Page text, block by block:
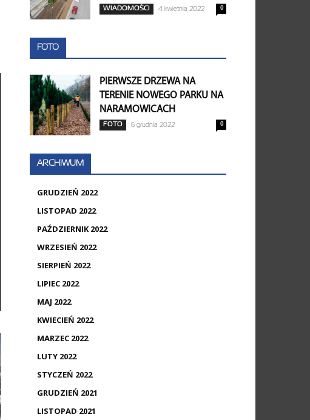
WIADOMOŚCI 4 kwietnia 2022 0
FOTO
PIERWSZE DRZEWA NA
TERENIE NOWEGO PARKU NA
NARAMOWICACH
FOTO 6 grudnia 2022 0
ARCHIWUM
GRUDZIEŃ 2022
LISTOPAD 2022
PAŹDZIERNIK 2022
WRZESIEŃ 2022
SIERPIEŃ 2022
LIPIEC 2022
MAJ 2022
KWIECIEŃ 2022
MARZEC 2022
LUTY 2022
STYCZEŃ 2022
GRUDZIEŃ 2021
LISTOPAD 2021